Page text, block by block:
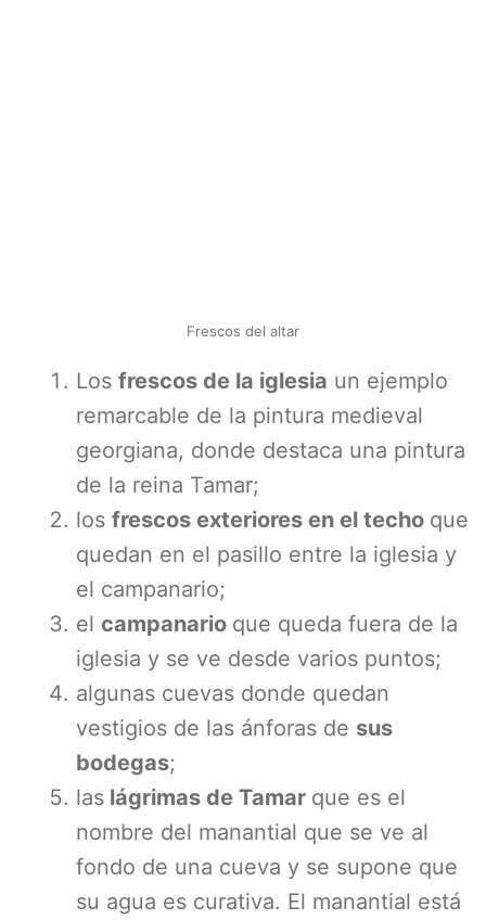
Frescos del altar
Los frescos de la iglesia un ejemplo
remarcable de la pintura medieval
georgiana, donde destaca una pintura
de la reina Tamar;
los frescos exteriores en el techo que
quedan en el pasillo entre la iglesia y
el campanario;
el campanario que queda fuera de la
iglesia y se ve desde varios puntos;
algunas cuevas donde quedan
vestigios de las ánforas de sus
bodegas;
las lágrimas de Tamar que es el
nombre del manantial que se ve al
fondo de una cueva y se supone que
su agua es curativa. El manantial está